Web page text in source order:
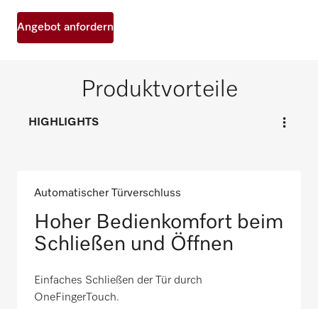
Angebot anfordern
Produktvorteile
HIGHLIGHTS
Automatischer Türverschluss
Hoher Bedienkomfort beim
Schließen und Öffnen
Einfaches Schließen der Tür durch
OneFingerTouch.